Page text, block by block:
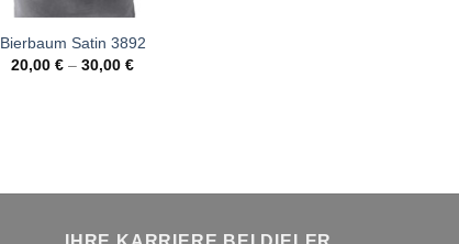
Bierbaum Satin 3892
20,00€ –30,00€